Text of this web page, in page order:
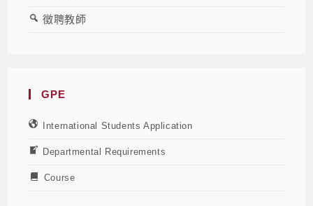
徵聘教師
GPE
International Students Application
Departmental Requirements
Course